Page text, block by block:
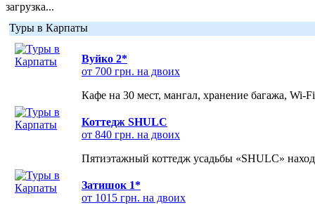
загрузка...
Туры в Карпаты
Вуйко 2*
от 700 грн. на двоих
Кафе на 30 мест, мангал, хранение багажа, Wi-
Коттедж SHULC
от 840 грн. на двоих
Пятиэтажный коттедж усадьбы «SHULC»
Затишок 1*
от 1015 грн. на двоих